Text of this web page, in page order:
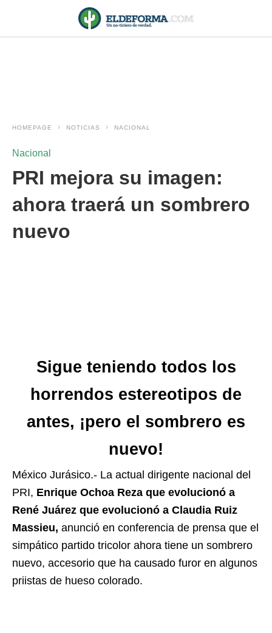
HOMEPAGE NOTICIAS NACIONAL
Nacional
PRI mejora su imagen:
ahora traerá un sombrero
nuevo
Sigue teniendo todos los
horrendos estereotipos de
antes, ¡pero el sombrero es
nuevo!
México Jurásico.- La actual dirigente nacional del
PRI, Enrique Ochoa Reza que evolucionó a
René Juárez que evolucionó a Claudia Ruiz
Massieu, anunció en conferencia de prensa que el
simpático partido tricolor ahora tiene un sombrero
nuevo, accesorio que ha causado furor en algunos
priistas de hueso colorado.